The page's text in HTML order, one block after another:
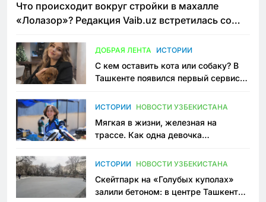
Что происходит вокруг стройки в махалле
«Лолазор»? Редакция Vaib.uz встретилась со
ДОБРАЯ ЛЕНТА ИСТОРИИ
С кем оставить кота или собаку? В
Ташкенте появился первый сервис
ИСТОРИИ НОВОСТИ УЗБЕКИСТАНА
Мягкая в жизни, железная на
трассе. Как одна девочка
Узбекистане
ИСТОРИИ НОВОСТИ УЗБЕКИСТАНА
Скейтпарк на «Голубых куполах»
залили бетоном: в центре Ташкента